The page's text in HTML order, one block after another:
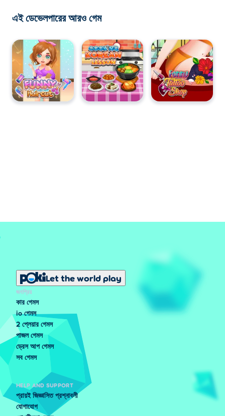
এই ডেভেলপারের আরও গেম
Let the world play
জনপ্রিয়
কার গেমস
io গেমস
2 প্লেয়ার গেমস
পাজল গেমস
ড্রেস আপ গেমস
সব গেমস
HELP AND SUPPORT
প্রায়ই জিজ্ঞাসিত প্রশ্নাবলী
যোগাযোগ